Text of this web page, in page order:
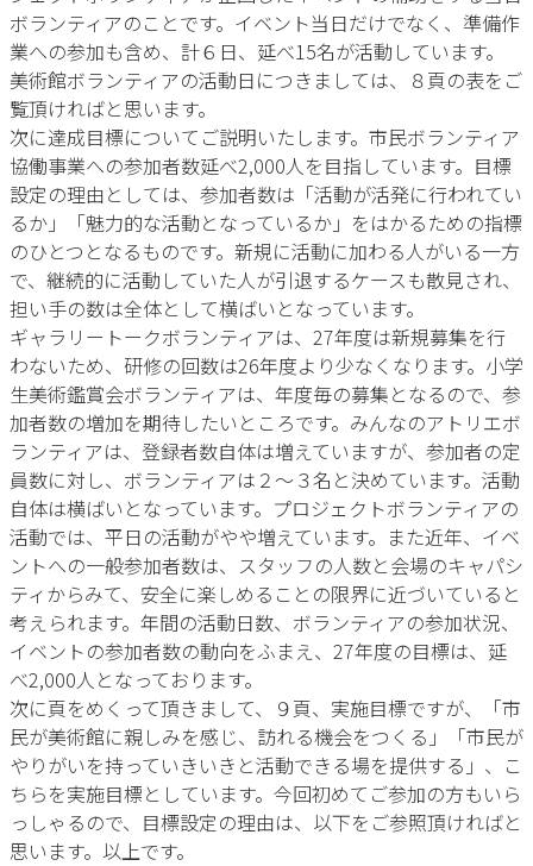
ボランティアのことです。イベント当日だけでなく、準備作
業への参加も含め、計６日、延べ15名が活動しています。
美術館ボランティアの活動日につきましては、８頁の表をご
覧頂ければと思います。
次に達成目標についてご説明いたします。市民ボランティア
協働事業への参加者数延べ2,000人を目指しています。目標
設定の理由としては、参加者数は「活動が活発に行われてい
るか」「魅力的な活動となっているか」をはかるための指標
のひとつとなるものです。新規に活動に加わる人がいる一方
で、継続的に活動していた人が引退するケースも散見され、
担い手の数は全体として横ばいとなっています。
ギャラリートークボランティアは、27年度は新規募集を行
わないため、研修の回数は26年度より少なくなります。小学
生美術鑑賞会ボランティアは、年度毎の募集となるので、参
加者数の増加を期待したいところです。みんなのアトリエボ
ランティアは、登録者数自体は増えていますが、参加者の定
員数に対し、ボランティアは２～３名と決めています。活動
自体は横ばいとなっています。プロジェクトボランティアの
活動では、平日の活動がやや増えています。また近年、イベ
ントへの一般参加者数は、スタッフの人数と会場のキャパシ
ティからみて、安全に楽しめることの限界に近づいていると
考えられます。年間の活動日数、ボランティアの参加状況、
イベントの参加者数の動向をふまえ、27年度の目標は、延
べ2,000人となっております。
次に頁をめくって頂きまして、９頁、実施目標ですが、「市
民が美術館に親しみを感じ、訪れる機会をつくる」「市民が
やりがいを持っていきいきと活動できる場を提供する」、こ
ちらを実施目標としています。今回初めてご参加の方もいら
っしゃるので、目標設定の理由は、以下をご参照頂ければと
思います。以上です。